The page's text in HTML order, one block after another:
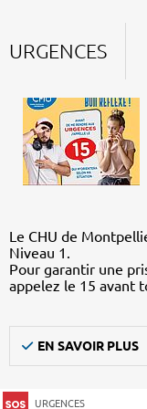
URGENCES
Le CHU de
Niveau 1.
Pour garantir une
appelez le 15 avant
EN SAVOIR PLUS
URGENCES